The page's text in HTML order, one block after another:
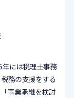
には税理士事務
務の支援をする
事業承継を検討